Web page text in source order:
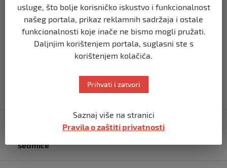
policajaca Policijske stanice Bosanska Krupa odlikovano
je „Zlatnom policijskom zvijezdom“ a trojica „Srebrnom
policijskom zvijezdom“.
Meteorolozi objavili prognozu za BiH do 30.
sedmice
usluge, što bolje korisničko iskustvo i funkcionalnost
našeg portala, prikaz reklamnih sadržaja i ostale
funkcionalnosti koje inače ne bismo mogli pružati.
Daljnjim korištenjem portala, suglasni ste s
korištenjem kolačića.
Prihvati i zatvori
Saznaj više na stranici
Pravila o zaštiti privatnosti